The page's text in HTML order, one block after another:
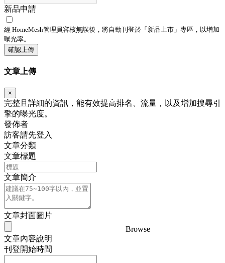
新品申請
經 HomeMesh管理員審核無誤後，將自動刊登於「 新品上市 」專區，以增加
曝光率。
確認上傳
文章上傳
×
完整且詳細的資訊，能有效提高排名、流量，以及增加搜尋引
擎的曝光度。
發佈者
訪客請先登入
文章分類
文章標題
文章簡介
文章封面圖片
Browse
文章內容說明
刊登開始時間